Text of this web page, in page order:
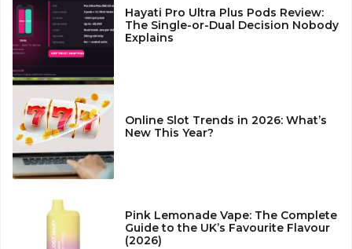
Hayati Pro Ultra Plus Pods Review:
The Single-or-Dual Decision Nobody
Explains
Online Slot Trends in 2026: What’s
New This Year?
Pink Lemonade Vape: The Complete
Guide to the UK’s Favourite Flavour
(2026)